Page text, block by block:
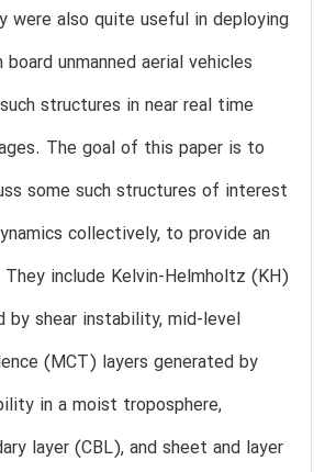
were also quite useful in deploying
unmanned aerial vehicles
structures in near real time
The goal of this paper is to
some such structures of interest
collectively, to provide an
They include Kelvin-Helmholtz (KH)
by shear instability, mid-level
(MCT) layers generated by
in a moist troposphere,
layer (CBL), and sheet and layer